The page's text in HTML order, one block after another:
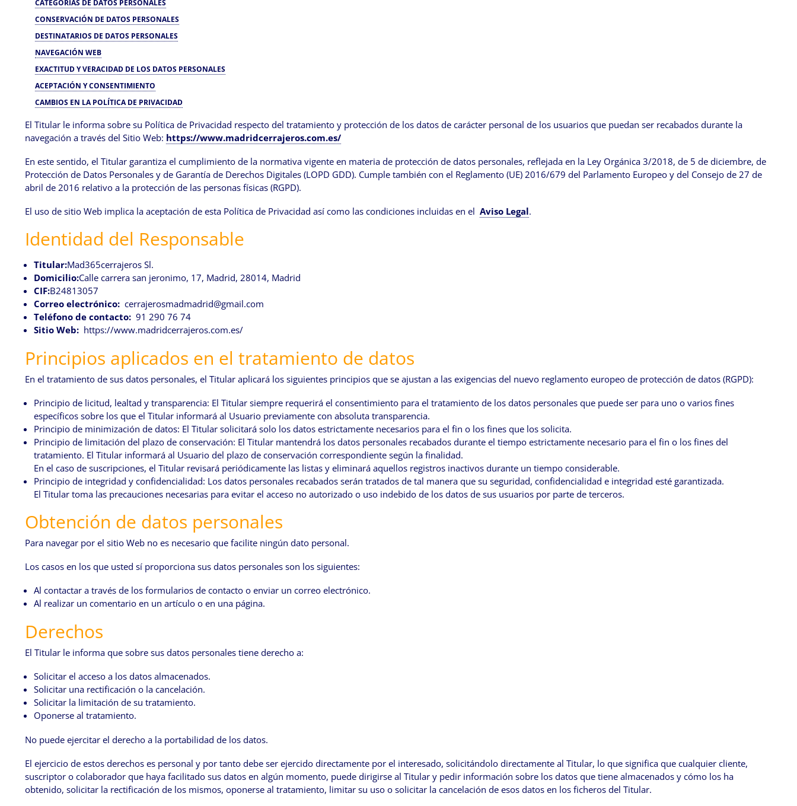
CATEGORÍAS DE DATOS PERSONALES
CONSERVACIÓN DE DATOS PERSONALES
DESTINATARIOS DE DATOS PERSONALES
NAVEGACIÓN WEB
EXACTITUD Y VERACIDAD DE LOS DATOS PERSONALES
ACEPTACIÓN Y CONSENTIMIENTO
CAMBIOS EN LA POLÍTICA DE PRIVACIDAD
El Titular le informa sobre su Política de Privacidad respecto del tratamiento y protección de los datos de carácter personal de los usuarios que puedan ser recabados durante la
navegación a través del Sitio Web: https://www.madridcerrajeros.com.es/
En este sentido, el Titular garantiza el cumplimiento de la normativa vigente en materia de protección de datos personales, reflejada en la Ley Orgánica 3/2018, de 5 de diciembre, de
Protección de Datos Personales y de Garantía de Derechos Digitales (LOPD GDD). Cumple también con el Reglamento (UE) 2016/679 del Parlamento Europeo y del Consejo de 27 de
abril de 2016 relativo a la protección de las personas físicas (RGPD).
El uso de sitio Web implica la aceptación de esta Política de Privacidad así como las condiciones incluidas en el Aviso Legal.
Identidad del Responsable
Titular:Mad365cerrajeros Sl.
Domicilio:Calle carrera san jeronimo, 17, Madrid, 28014, Madrid
CIF:B24813057
Correo electrónico: cerrajerosmadmadrid@gmail.com
Teléfono de contacto: 91 290 76 74
Sitio Web: https://www.madridcerrajeros.com.es/
Principios aplicados en el tratamiento de datos
En el tratamiento de sus datos personales, el Titular aplicará los siguientes principios que se ajustan a las exigencias del nuevo reglamento europeo de protección de datos (RGPD):
Principio de licitud, lealtad y transparencia: El Titular siempre requerirá el consentimiento para el tratamiento de los datos personales que puede ser para uno o varios fines
específicos sobre los que el Titular informará al Usuario previamente con absoluta transparencia.
Principio de minimización de datos: El Titular solicitará solo los datos estrictamente necesarios para el fin o los fines que los solicita.
Principio de limitación del plazo de conservación: El Titular mantendrá los datos personales recabados durante el tiempo estrictamente necesario para el fin o los fines del
tratamiento. El Titular informará al Usuario del plazo de conservación correspondiente según la finalidad.
En el caso de suscripciones, el Titular revisará periódicamente las listas y eliminará aquellos registros inactivos durante un tiempo considerable.
Principio de integridad y confidencialidad: Los datos personales recabados serán tratados de tal manera que su seguridad, confidencialidad e integridad esté garantizada.
El Titular toma las precauciones necesarias para evitar el acceso no autorizado o uso indebido de los datos de sus usuarios por parte de terceros.
Obtención de datos personales
Para navegar por el sitio Web no es necesario que facilite ningún dato personal.
Los casos en los que usted sí proporciona sus datos personales son los siguientes:
Al contactar a través de los formularios de contacto o enviar un correo electrónico.
Al realizar un comentario en un artículo o en una página.
Derechos
El Titular le informa que sobre sus datos personales tiene derecho a:
Solicitar el acceso a los datos almacenados.
Solicitar una rectificación o la cancelación.
Solicitar la limitación de su tratamiento.
Oponerse al tratamiento.
No puede ejercitar el derecho a la portabilidad de los datos.
El ejercicio de estos derechos es personal y por tanto debe ser ejercido directamente por el interesado, solicitándolo directamente al Titular, lo que significa que cualquier cliente,
suscriptor o colaborador que haya facilitado sus datos en algún momento, puede dirigirse al Titular y pedir información sobre los datos que tiene almacenados y cómo los ha
obtenido, solicitar la rectificación de los mismos, oponerse al tratamiento, limitar su uso o solicitar la cancelación de esos datos en los ficheros del Titular.